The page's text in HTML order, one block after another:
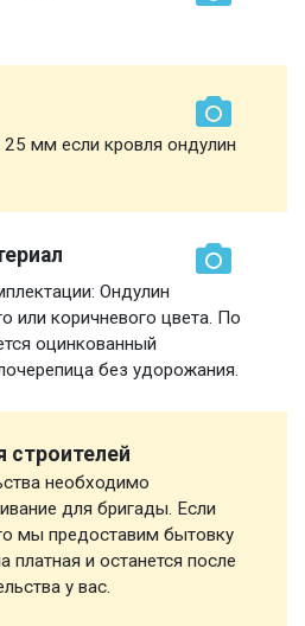
мм если кровля ондулин
Ондулин
или коричневого цвета. По
оцинкованный
без удорожания.
строителей
необходимо
для бригады. Если
мы предоставим бытовку
платная и останется после
у вас.